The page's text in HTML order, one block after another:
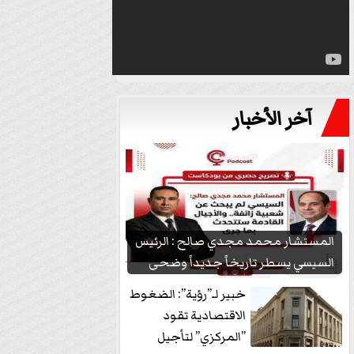
آخر الأخبار
المستشار محمد مجدي صالح : الرئيس
السيسي يسطر تاريخاً جديداً وضحى
بشعبيته...
خبير لـ”رؤية”: الضغوط
الاقتصادية تقود
”المركزي” لتأجيل